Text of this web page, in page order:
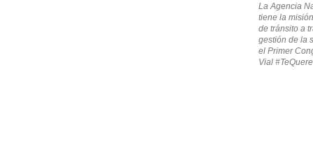
La Agencia
tiene la
de tránsito a
gestión de la
el Primer
Vial